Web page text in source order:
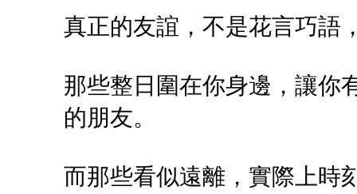
真正的友誼，不是花言巧語
那些整日圍在你身邊，讓你
的朋友。
而那些看似遠離，實際上時